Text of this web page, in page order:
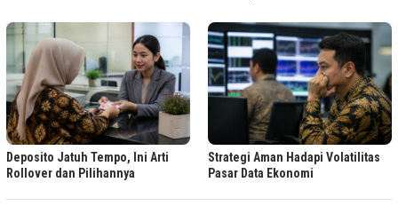
Deposito Jatuh Tempo, Ini Arti
Rollover dan Pilihannya
Strategi Aman Hadapi Volatilitas
Pasar Data Ekonomi